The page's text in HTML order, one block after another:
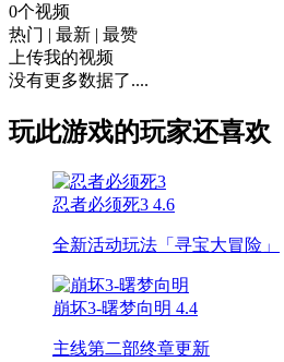
0个视频
热门 | 最新 | 最赞
上传我的视频
没有更多数据了....
玩此游戏的玩家还喜欢
忍者必须死3 4.6
全新活动玩法「寻宝大冒险」
崩坏3-曙梦向明 4.4
主线第二部终章更新